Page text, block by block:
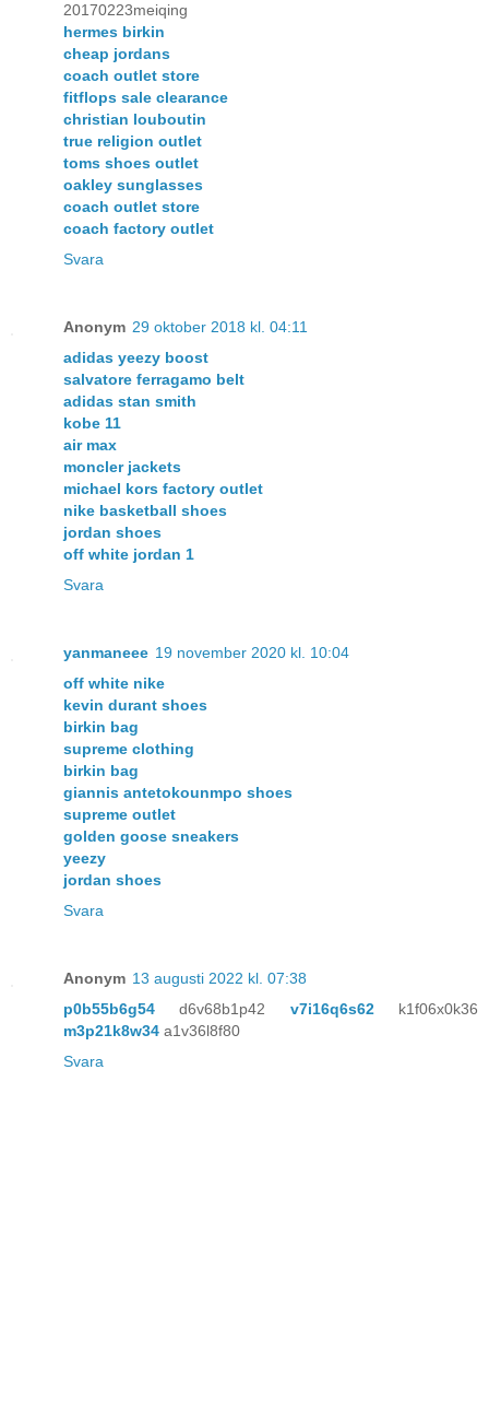
20170223meiqing
hermes birkin
cheap jordans
coach outlet store
fitflops sale clearance
christian louboutin
true religion outlet
toms shoes outlet
oakley sunglasses
coach outlet store
coach factory outlet
Svara
Anonym 29 oktober 2018 kl. 04:11
adidas yeezy boost
salvatore ferragamo belt
adidas stan smith
kobe 11
air max
moncler jackets
michael kors factory outlet
nike basketball shoes
jordan shoes
off white jordan 1
Svara
yanmaneee 19 november 2020 kl. 10:04
off white nike
kevin durant shoes
birkin bag
supreme clothing
birkin bag
giannis antetokounmpo shoes
supreme outlet
golden goose sneakers
yeezy
jordan shoes
Svara
Anonym 13 augusti 2022 kl. 07:38
p0b55b6g54 d6v68b1p42 v7i16q6s62k1f06x0k36
m3p21k8w34 a1v36l8f80
Svara